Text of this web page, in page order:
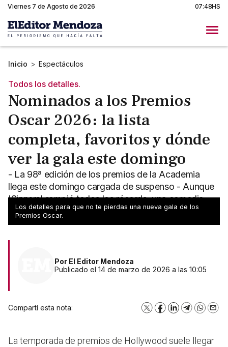
Viernes 7 de Agosto de 2026 07:48HS
Inicio > Espectáculos
Todos los detalles.
Nominados a los Premios
Oscar 2026: la lista
completa, favoritos y dónde
ver la gala este domingo
- La 98ª edición de los premios de la Academia
llega este domingo cargada de suspenso - Aunque
'Sinners' rompió todos los récords, una comedia
negra la amenaza
Los detalles para que no te pierdas una nueva gala de los
Premios Oscar.
Por El Editor Mendoza
Publicado el 14 de marzo de 2026 a las 10:05
Compartí esta nota: X Facebook
LinkedInTelegram
La temporada de premios de Hollywood suele llegar